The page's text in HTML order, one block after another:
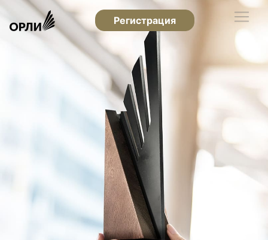
Регистрация